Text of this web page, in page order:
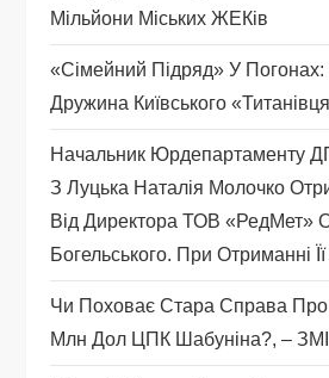
а
п
и
с
і
в
Мільйони Міських ЖЕКів
«Сімейний Підряд» У
Дружина Київського
Начальник Юрдепартаменту
З Луцька Наталія Молочко
Від Директора ТОВ «РедМет»
Богельського. При Отриманні
Чи Поховає Стара Справа
Млн Дол ЦПК Шабуніна?, – ЗМІ